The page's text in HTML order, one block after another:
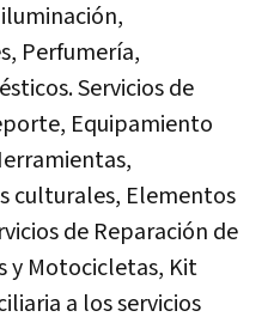
Perfumería,
Servicios de
Equipamiento
culturales, Elementos
de Reparación de
y Motocicletas, Kit
a los servicios